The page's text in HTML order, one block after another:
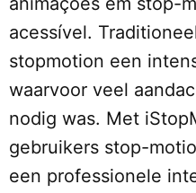
acessível.
stopmotion een
waarvoor veel
nodig was. Met
gebruikers stop-
een professionele